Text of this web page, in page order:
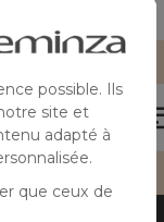
?
10 12